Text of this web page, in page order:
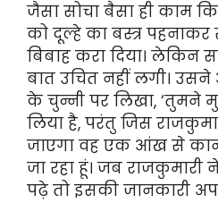
जैसा सोचा बैसा ही काम
को दूल्हे का बस्त्र
बिबाह करा दिया। लेकिन
बात उचित नहीं लगी।
के चुन्नी पर लिखा, ‘तुमने
लिया है, परंतु जिस
जाएगा वह एक आंख से
जा रहा हूं। जब राजकुमारी
पढ़े तो इसकी जानकारी